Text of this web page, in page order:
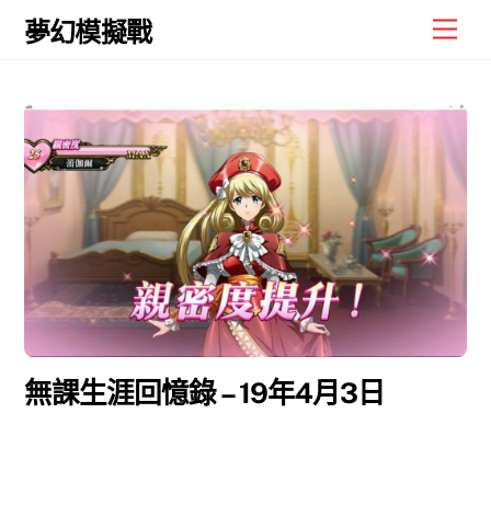
Skip
夢幻模擬戰
無課生涯回憶錄 – 19年4月3日